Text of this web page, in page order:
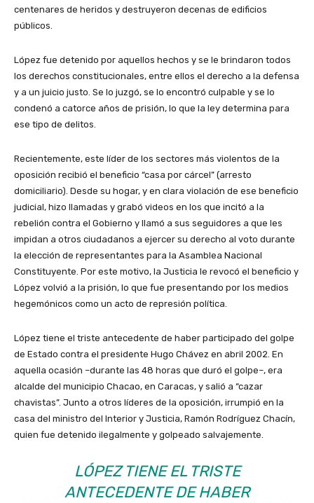
centenares de heridos y destruyeron decenas de edificios
públicos.
López fue detenido por aquellos hechos y se le brindaron todos
los derechos constitucionales, entre ellos el derecho a la defensa
y a un juicio justo. Se lo juzgó, se lo encontró culpable y se lo
condenó a catorce años de prisión, lo que la ley determina para
ese tipo de delitos.
Recientemente, este líder de los sectores más violentos de la
oposición recibió el beneficio “casa por cárcel” (arresto
domiciliario). Desde su hogar, y en clara violación de ese beneficio
judicial, hizo llamadas y grabó videos en los que incitó a la
rebelión contra el Gobierno y llamó a sus seguidores a que les
impidan a otros ciudadanos a ejercer su derecho al voto durante
la elección de representantes para la Asamblea Nacional
Constituyente. Por este motivo, la Justicia le revocó el beneficio y
López volvió a la prisión, lo que fue presentando por los medios
hegemónicos como un acto de represión política.
López tiene el triste antecedente de haber participado del golpe
de Estado contra el presidente Hugo Chávez en abril 2002. En
aquella ocasión –durante las 48 horas que duró el golpe–, era
alcalde del municipio Chacao, en Caracas, y salió a “cazar
chavistas”. Junto a otros líderes de la oposición, irrumpió en la
casa del ministro del Interior y Justicia, Ramón Rodríguez Chacín,
quien fue detenido ilegalmente y golpeado salvajemente.
LÓPEZ TIENE EL TRISTE
ANTECEDENTE DE HABER